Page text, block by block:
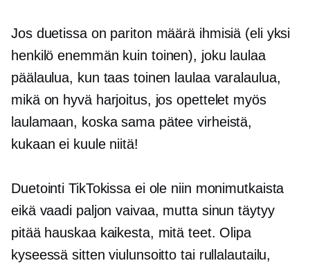
Jos duetissa on pariton määrä ihmisiä (eli yksi
henkilö enemmän kuin toinen), joku laulaa
päälaulua, kun taas toinen laulaa varalaulua,
mikä on hyvä harjoitus, jos opettelet myös
laulamaan, koska sama pätee virheistä,
kukaan ei kuule niitä!
Duetointi TikTokissa ei ole niin monimutkaista
eikä vaadi paljon vaivaa, mutta sinun täytyy
pitää hauskaa kaikesta, mitä teet. Olipa
kyseessä sitten viulunsoitto tai rullalautailu,